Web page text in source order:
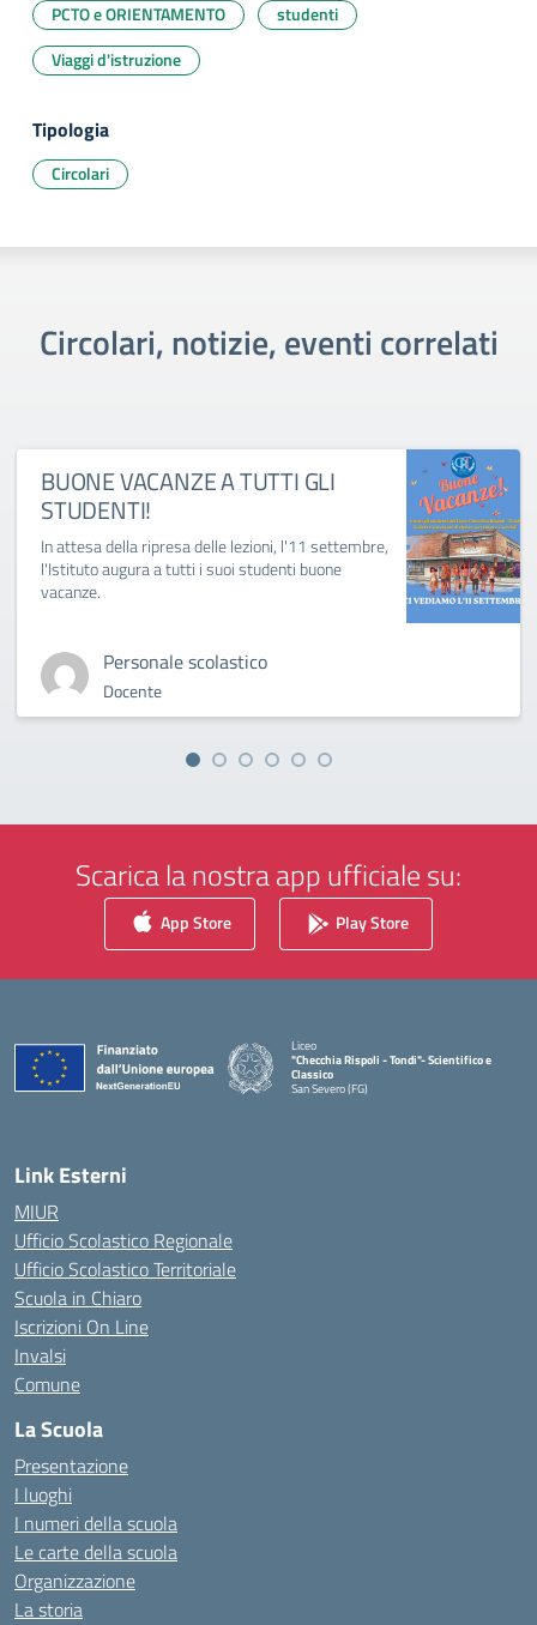
PCTO e ORIENTAMENTO
studenti
Viaggi d'istruzione
Tipologia
Circolari
Circolari, notizie, eventi correlati
BUONE VACANZE A TUTTI GLI
STUDENTI!
In attesa della ripresa delle lezioni, l'11 settembre,
l'Istituto augura a tutti i suoi studenti buone
vacanze.
Personale scolastico
Docente
Scarica la nostra app ufficiale su:
App Store Play Store
Liceo
"Checchia Rispoli - Tondi"- Scientifico e
Classico
San Severo (FG)
Link Esterni
MIUR
Ufficio Scolastico Regionale
Ufficio Scolastico Territoriale
Scuola in Chiaro
Iscrizioni On Line
Invalsi
Comune
La Scuola
Presentazione
I luoghi
I numeri della scuola
Le carte della scuola
Organizzazione
La storia